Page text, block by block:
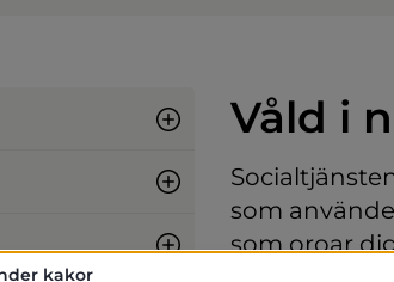
Våld i
som
som oroar
kakor